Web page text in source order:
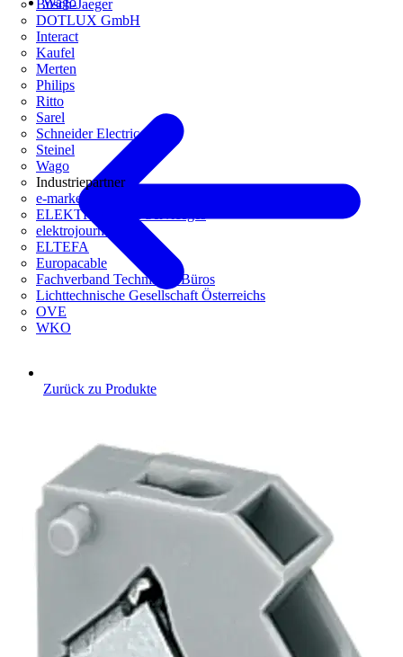
Busch-Jaeger
DOTLUX GmbH
Interact
Kaufel
Merten
Philips
Ritto
Sarel
Schneider Electric
Steinel
Wago
Industriepartner
e-marke
ELEKTRO Daten Serviceges
elektrojournal
ELTEFA
Europacable
Fachverband Technische Büros
Lichttechnische Gesellschaft Österreichs
OVE
WKO
Zurück zu Produkte